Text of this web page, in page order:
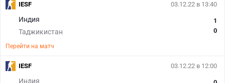
03.12.22 в 13:40
Индия
Таджикистан
1
0
Перейти на матч
IESF
03.12.22 в 12:00
Индия
IESF